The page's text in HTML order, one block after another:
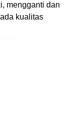
mengganti dan
kualitas